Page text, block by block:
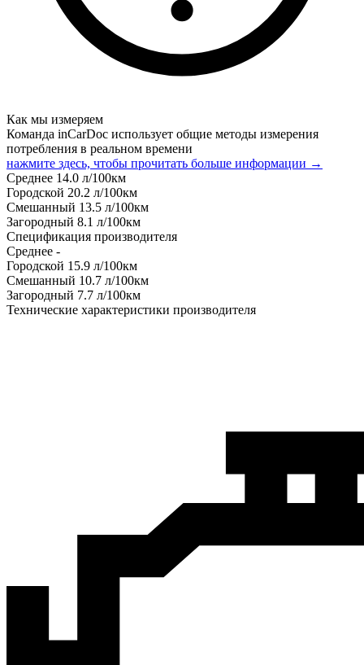
Как мы измеряем
Команда inCarDoc использует общие методы измерения
потребления в реальном времени
нажмите здесь, чтобы прочитать больше информации →
Среднее 14.0 л/100км
Городской 20.2 л/100км
Смешанный 13.5 л/100км
Загородный 8.1 л/100км
Спецификация производителя
Среднее -
Городской 15.9 л/100км
Смешанный 10.7 л/100км
Загородный 7.7 л/100км
Технические характеристики производителя